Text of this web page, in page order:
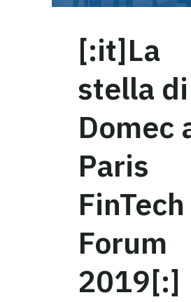
[:it]La
stella di
Domec
Paris
FinTech
Forum
2019[:]